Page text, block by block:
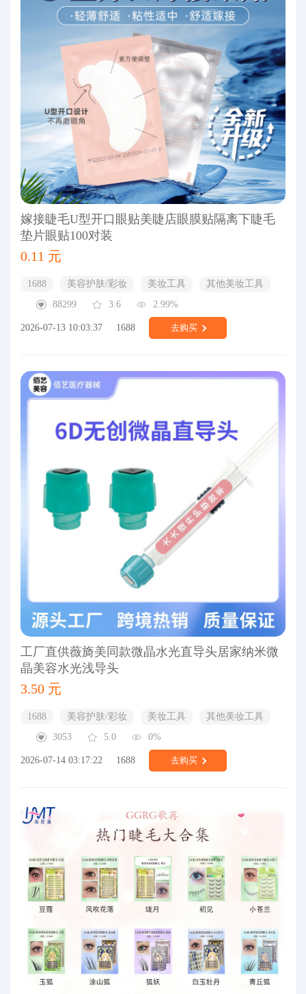
嫁接睫毛U型开口眼贴美睫店眼膜贴隔离下睫毛
垫片眼贴100对装
0.11 元
1688 美容护肤/彩妆 美妆工具
其他美妆工具
88299
3.6 2.99%
2026-07-13 10:03:37 1688 去购买
工厂直供薇旖美同款微晶水光直导头居家纳米微
晶美容水光浅导头
3.50 元
1688 美容护肤/彩妆 美妆工具
其他美妆工具
3053
5.0 0%
2026-07-14 03:17:22 1688 去购买